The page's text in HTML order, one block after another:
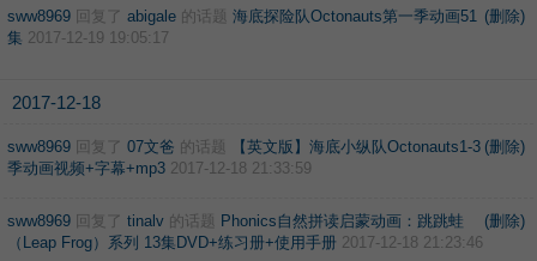
(删除)
sww8969 回复了 abigale 的话题 海底探险队Octonauts第一季动画51
集 2017-12-19 19:05:17
2017-12-18
(删除)
sww8969 回复了 07文爸 的话题
【英文版】海底小纵队Octonauts1-3
季动画视频+字幕+mp3 2017-12-18 21:33:59
(删除)
sww8969 回复了 tinalv 的话题
Phonics自然拼读启蒙动画：跳跳蛙
（Leap Frog）系列 13集DVD+练习册+使用手册 2017-12-18 21:23:46